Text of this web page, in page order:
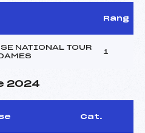
Rang
NATIONAL TOUR
1
2024
Cat.